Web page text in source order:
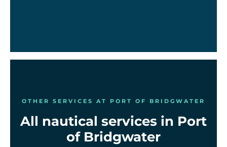
OTHER SERVICES AT PORT OF BRIDGWATER
All nautical services in Port
of Bridgwater